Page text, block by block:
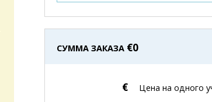
СУММА ЗАКАЗА €0
€ Цена на одного